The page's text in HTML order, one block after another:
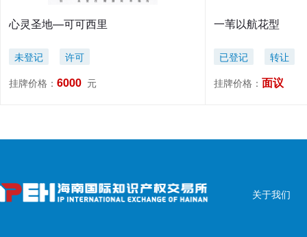
心灵圣地—可可西里
未登记
许可
挂牌价格： 6000 元
一苇以航花型
已登记
转让
挂牌价格： 面议
关于我们